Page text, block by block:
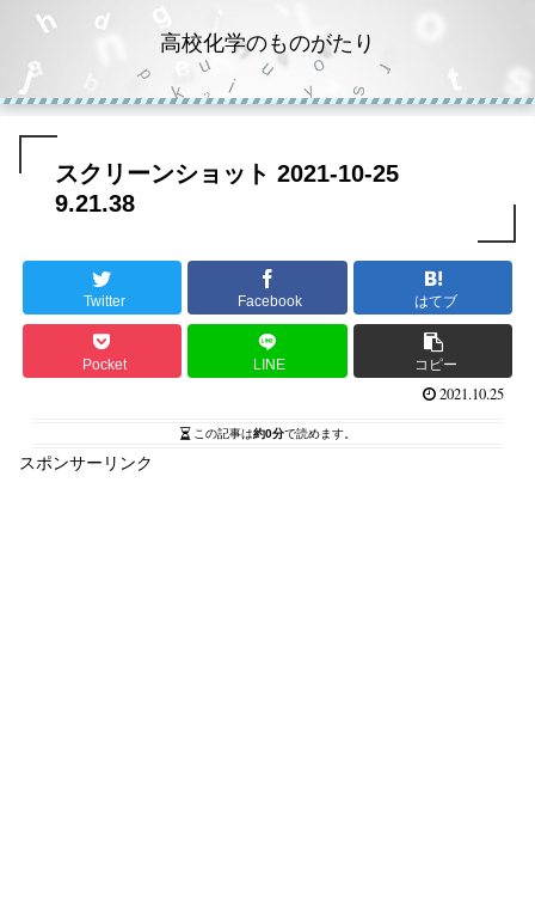
高校化学のものがたり
スクリーンショット 2021-10-25
9.21.38
Twitter Facebook はてブ
Pocket LINE コピー
2021.10.25
この記事は約0分で読めます。
スポンサーリンク